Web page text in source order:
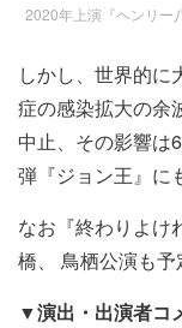
2020年上演『ヘンリー
しかし、世界的に
症の感染拡大の余
中止、その影響は
弾『ジョン王』に
なお『終わりよけ
橋、 鳥栖公演も予
▼演出・出演者コ